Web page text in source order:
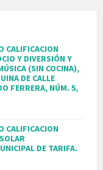
CALIFICACION
Y DIVERSIÓN Y
(SIN COCINA),
DE CALLE
FERRERA, NÚM. 5,
CALIFICACION
DE TARIFA.